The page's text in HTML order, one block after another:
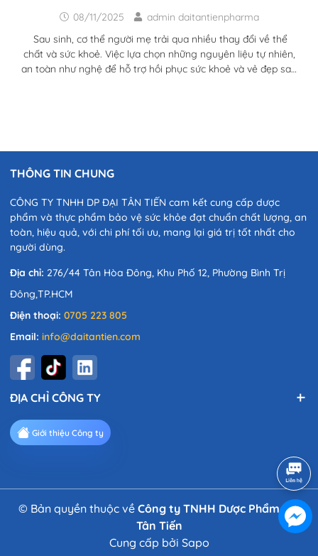
08/11/2025
admin daitantienpharma
Sau sinh, cơ thể người mẹ trải qua nhiều thay đổi về thể
chất và sức khoẻ. Việc lựa chọn những nguyên liệu tự nhiên,
an toàn như nghệ để hỗ trợ hồi phục sức khoẻ và vẻ đẹp sau
THÔNG TIN CHUNG
CÔNG TY TNHH DP ĐẠI TÂN TIẾN cam kết cung cấp dược
phẩm và thực phẩm bảo vệ sức khỏe đạt chuẩn chất lượng, an
toàn, hiệu quả, với chi phí tối ưu, mang lại giá trị tốt nhất cho
người dùng.
Địa chỉ: 276/44 Tân Hòa Đông, Khu Phố 12, Phường Bình Trị
Đông,TP.HCM
Điện thoại: 0705 223 805
Email: info@daitantien.com
ĐỊA CHỈ CÔNG TY
Giới thiệu Công ty
© Bản quyền thuộc về Công ty TNHH Dược Phẩm Đại
Tân Tiến
Cung cấp bởi Sapo